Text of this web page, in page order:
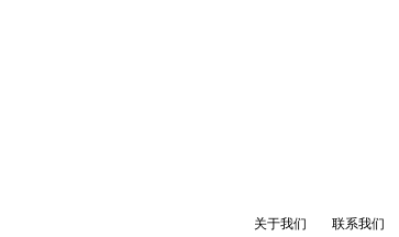
关于我们 联系我们